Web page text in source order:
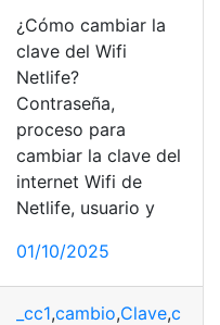
JCWARE Módem
¿Cómo cambiar la
clave del Wifi
Netlife?
Contraseña,
proceso para
cambiar la clave del
internet Wifi de
Netlife, usuario y
01/10/2025
_cc1,cambio,Clave,